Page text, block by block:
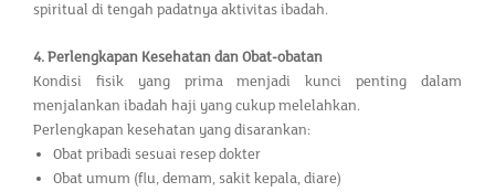
spiritual di tengah padatnya aktivitas ibadah.
4. Perlengkapan Kesehatan dan Obat-obatan
Kondisi fisik yang prima menjadi kunci penting dalam
menjalankan ibadah haji yang cukup melelahkan.
Perlengkapan kesehatan yang disarankan:
Obat pribadi sesuai resep dokter
Obat umum (flu, demam, sakit kepala, diare)